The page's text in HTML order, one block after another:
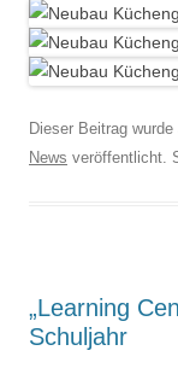
Dieser Beitrag wurde
News veröffentlicht.
„Learning
Schuljahr